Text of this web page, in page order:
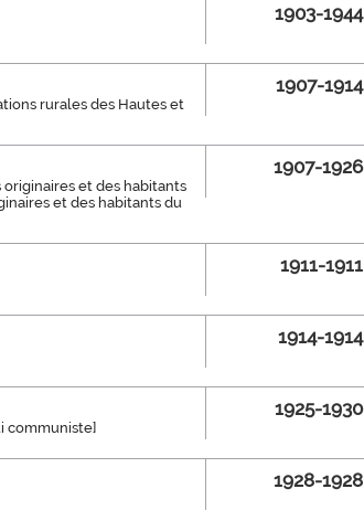
1903-1944
rurales des Hautes et
1907-1914
originaires et des habitants
et des habitants du
1907-1926
1911-1911
1914-1914
communiste]
1925-1930
1928-1928